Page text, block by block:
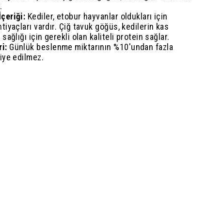
Kediler, etobur hayvanlar oldukları için
vardır. Çiğ tavuk göğüs, kedilerin kas
için gerekli olan kaliteli protein sağlar.
Günlük beslenme miktarının %10'undan fazla
edilmez.